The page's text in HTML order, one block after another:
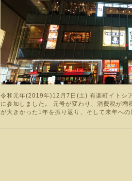
令和元年(2019年)12月7日(土) 有楽町イトシ
に参加しました。 元号が変わり、消費税が
が大きかった1年を振り返り、そして来年へ